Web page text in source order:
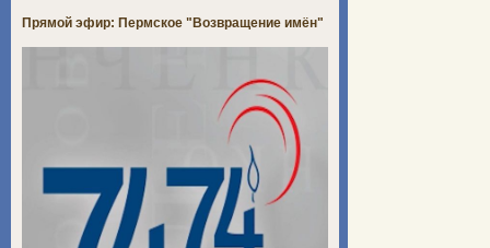
Прямой эфир: Пермское "Возвращение имён"